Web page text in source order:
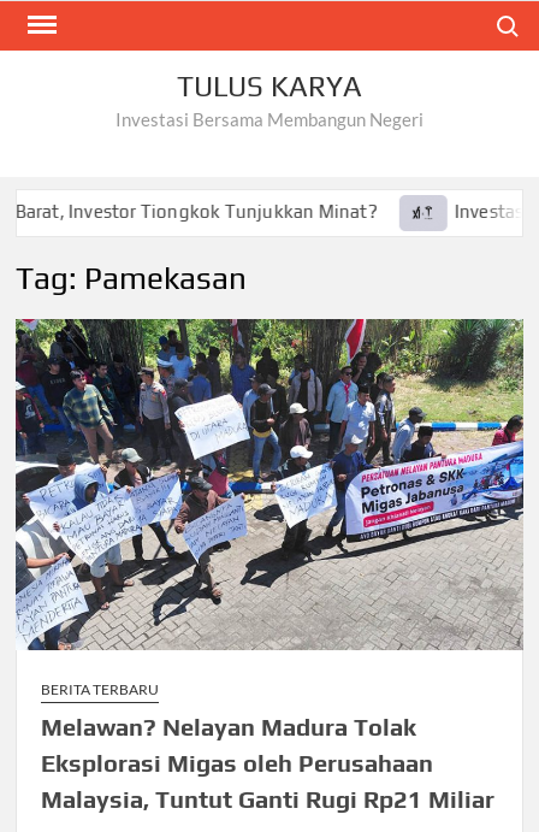
Skip
TULUS KARYA
Investasi Bersama Membangun Negeri
Investor Tiongkok Tunjukkan Minat? Investasi
Tag: Pamekasan
BERITA TERBARU
Melawan? Nelayan Madura Tolak
Eksplorasi Migas oleh Perusahaan
Malaysia, Tuntut Ganti Rugi Rp21 Miliar